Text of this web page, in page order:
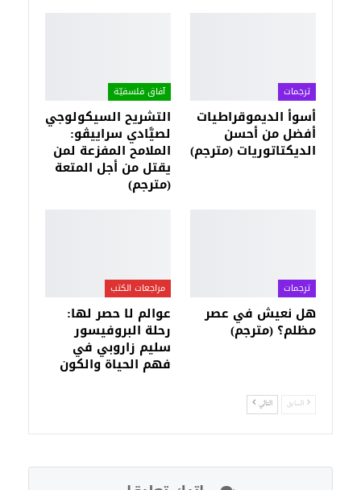
ترجمات
أسوأ الديموقراطيات
أفضل من أحسن
الديكتاتوريات (مترجم)
آفاق فلسفيّة‎
التشريح السيكولوجي
لصيَّادي سراييڤو:
الملامح المفزعة لمن
يقتل من أجل المتعة
(مترجم)
ترجمات
هل نعيش في عصر
مظلم؟ (مترجم)
مراجعات الكتب
عوالم لا حصر لها:
رحلة البروفيسور
سليم زاروبي في
فهم الحياة والكون
السابق التالي